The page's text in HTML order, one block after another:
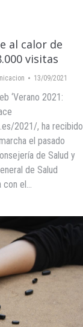
al calor de
visitas
13/09/2021
‘Verano 2021:
2021/, ha recibido
el pasado
de Salud y
de Salud
con el…